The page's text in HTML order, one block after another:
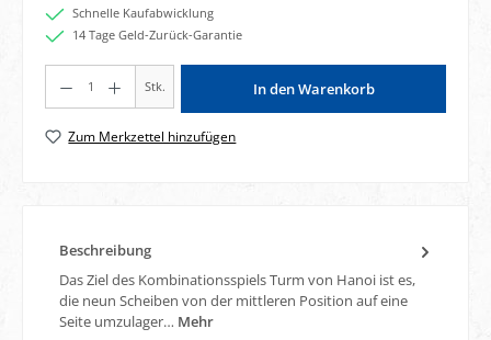
Schnelle Kaufabwicklung
14 Tage Geld-Zurück-Garantie
Produkt Anzahl: Gib den gewünschten Wert ein oder benutze die Schaltflächen um
Stk. In den Warenkorb
Zum Merkzettel hinzufügen
Beschreibung
Das Ziel des Kombinationsspiels Turm von Hanoi ist es,
die neun Scheiben von der mittleren Position auf eine
Seite umzulager… Mehr